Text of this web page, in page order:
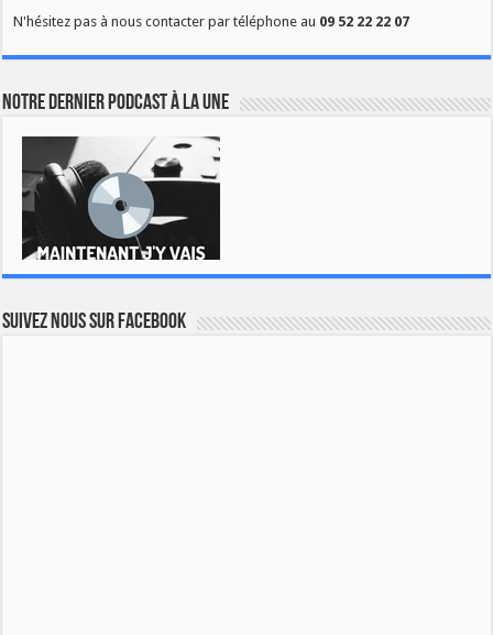
N'hésitez pas à nous contacter par téléphone au 09 52 22 22 07
Notre dernier podcast à la une
Suivez nous sur Facebook